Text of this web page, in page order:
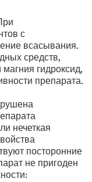
с
всасывания.
средств,
гидроксид,
препарата.
нечеткая
посторонние
не пригоден